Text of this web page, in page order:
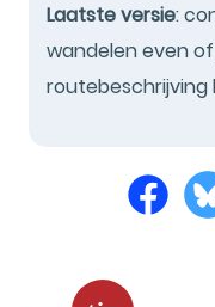
Laatste versie:
wandelen even
routebeschrijving